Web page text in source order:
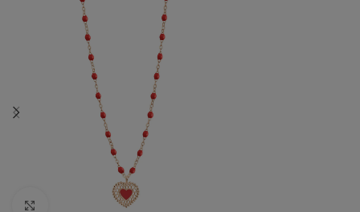
Click to enlarge